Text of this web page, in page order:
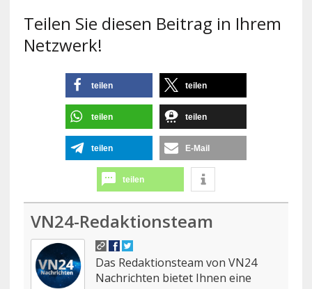
Teilen Sie diesen Beitrag in Ihrem
Netzwerk!
teilen teilen
teilen teilen
teilen E-Mail
teilen
VN24-Redaktionsteam
Das Redaktionsteam von VN24
Nachrichten bietet Ihnen eine